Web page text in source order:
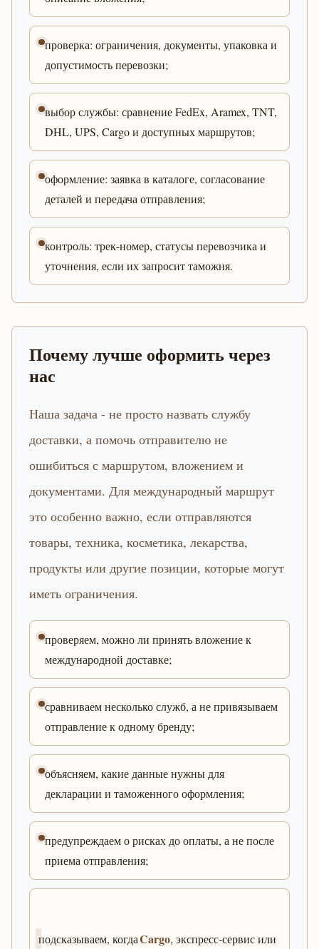
проверка: ограничения, документы, упаковка и
допустимость перевозки;
выбор службы: сравнение FedEx, Aramex, TNT,
DHL, UPS, Cargo и доступных маршрутов;
оформление: заявка в каталоге, согласование
деталей и передача отправления;
контроль: трек-номер, статусы перевозчика и
уточнения, если их запросит таможня.
Почему лучше оформить через
нас
Наша задача - не просто назвать службу
доставки, а помочь отправителю не
ошибиться с маршрутом, вложением и
документами. Для международный маршрут
это особенно важно, если отправляются
товары, техника, косметика, лекарства,
продукты или другие позиции, которые могут
иметь ограничения.
проверяем, можно ли принять вложение к
международной доставке;
сравниваем несколько служб, а не привязываем
отправление к одному бренду;
объясняем, какие данные нужны для
декларации и таможенного оформления;
предупреждаем о рисках до оплаты, а не после
приема отправления;
подсказываем, когдаCargo, экспресс-сервис или